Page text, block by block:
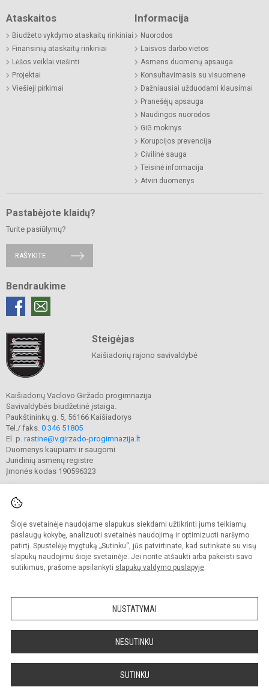
Šioje svetainėje naudojame slapukus siekdami užtikrinti jums teikiamų
paslaugų kokybę, analizuoti svetainės naudojimą ir optimizuoti naršymo
patirtį. Spustelėję mygtuką „Sutinku“, jūs patvirtinate, kad sutinkate su visų
slapukų naudojimu šioje svetainėje. Jei norite atšaukti arba pakeisti savo
sutikimus, prašome apsilankyti slapukų valdymo puslapyje.
NUSTATYMAI
NESUTINKU
SUTINKU
Ataskaitos
Biudžeto vykdymo ataskaitų rinkiniai
Finansinių ataskaitų rinkiniai
Lėšos veiklai viešinti
Projektai
Viešieji pirkimai
Informacija
Nuorodos
Laisvos darbo vietos
Asmens duomenų apsauga
Konsultavimasis su visuomene
Dažniausiai užduodami klausimai
Pranešėjų apsauga
Naudingos nuorodos
GiG mokinys
Korupcijos prevencija
Civilinė sauga
Teisinė informacija
Atviri duomenys
Pastabėjote klaidų?
Turite pasiūlymų?
RAŠYKITE
Bendraukime
Steigėjas
Kaišiadorių rajono savivaldybė
Kaišiadorių Vaclovo Giržado progimnazija
Savivaldybės biudžetinė įstaiga.
Paukštininkų g. 5, 56166 Kaišiadorys
Tel./ faks. 0 346 51805
El. p. rastine@v.girzado-progimnazija.lt
Duomenys kaupiami ir saugomi
Juridinių asmenų registre
Įmonės kodas 190596323
© 2020. Kaišiadorių Vaclovo Giržado progimnazija. Visos teisės saugomos.
Kopijuoti turinį be raštiško gimnazijos sutikimo griežtai draudžiama.
Prieinamumo paraiška Slapukų valdymas
Sumanus būdas atnaujinti